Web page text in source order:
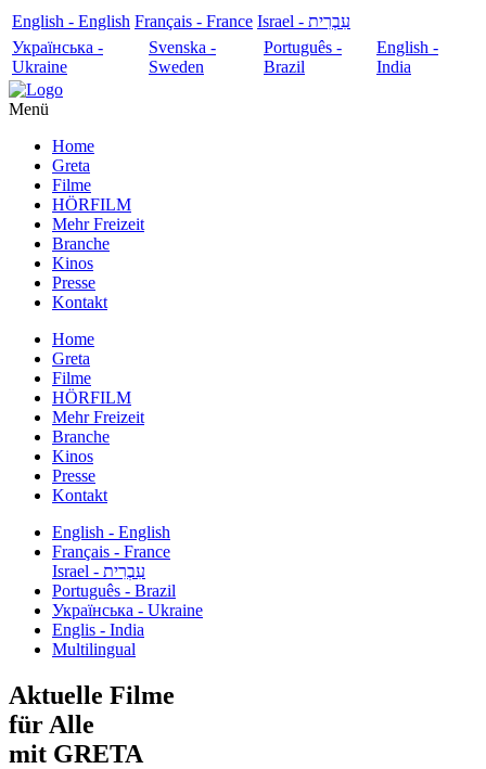
English - English Français - France
עִבְרִית - Israel
Українська -
Ukraine
Svenska -
Sweden
Português -
Brazil
English -
India
Menü
Home
Greta
Filme
HÖRFILM
Mehr Freizeit
Branche
Kinos
Presse
Kontakt
Home
Greta
Filme
HÖRFILM
Mehr Freizeit
Branche
Kinos
Presse
Kontakt
English - English
Français - France
עִבְרִית - Israel
Português - Brazil
Українська - Ukraine
Englis - India
Multilingual
Aktuelle Filme
für Alle
mit GRETA